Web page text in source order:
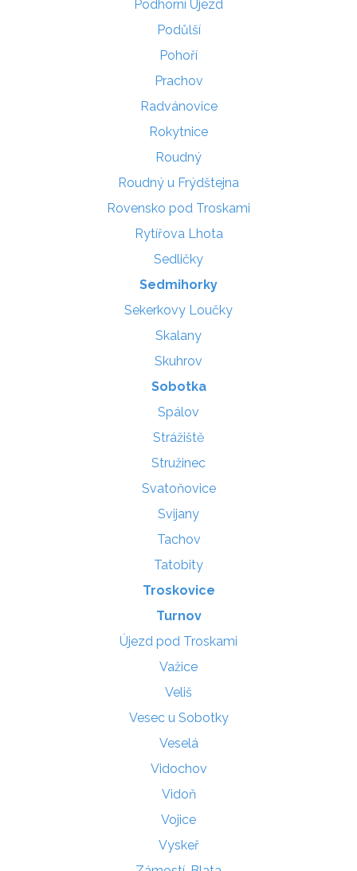
Podhorní Újezd
Podůlší
Pohoří
Prachov
Radvánovice
Rokytnice
Roudný
Roudný u Frýdštejna
Rovensko pod Troskami
Rytířova Lhota
Sedličky
Sedmihorky
Sekerkovy Loučky
Skalany
Skuhrov
Sobotka
Spálov
Strážiště
Stružinec
Svatoňovice
Svijany
Tachov
Tatobity
Troskovice
Turnov
Újezd pod Troskami
Važice
Veliš
Vesec u Sobotky
Veselá
Vidochov
Vidoň
Vojice
Vyskeř